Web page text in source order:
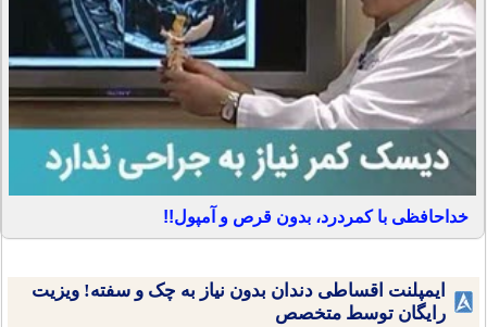
خداحافظی با کمردرد، بدون قرص و آمپول!!
ایمپلنت اقساطی دندان بدون نیاز به چک و سفته! ویزیت
رایگان توسط متخصص